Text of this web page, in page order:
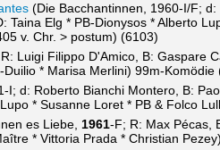
(Die Bacchantinnen, 1960-I/F;
Taina Elg * PB-Dionysos * Alberto
v. Chr. > postum) (6103)
Luigi Filippo D'Amico, B: Gaspare
Duilio * Marisa Merlini) 99m-Komödie
I; d: Roberto Bianchi Montero, B:
* Susanne Loret * PB & Folco
es Liebe, 1961-F; R: Max Pécas,
* Vittoria Prada * Christian